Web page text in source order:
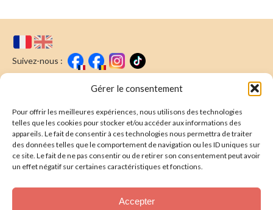
Gérer le consentement
Pour offrir les meilleures expériences, nous utilisons des technologies
telles que les cookies pour stocker et/ou accéder aux informations des
appareils. Le fait de consentir à ces technologies nous permettra de traiter
des données telles que le comportement de navigation ou les ID uniques sur
ce site. Le fait de ne pas consentir ou de retirer son consentement peut avoir
un effet négatif sur certaines caractéristiques et fonctions.
Accepter
Suivez-nous :
Nous écrire
Newsletter
E-mail* : Souscrire
J'ai lu & j'accepte lapolitique de confidentalité